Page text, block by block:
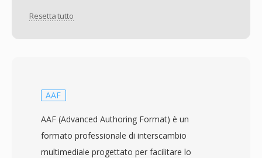
Resetta tutto
AAF
AAF (Advanced Authoring Format) è un
formato professionale di interscambio
multimediale progettato per facilitare lo